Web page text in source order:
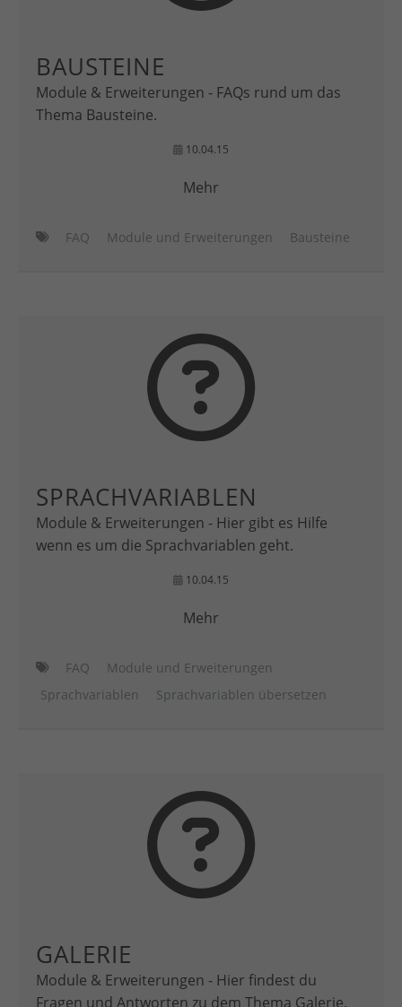
BAUSTEINE
Module & Erweiterungen - FAQs rund um das
Thema Bausteine.
10.04.15
Mehr
FAQ Module und Erweiterungen Bausteine
SPRACHVARIABLEN
Module & Erweiterungen - Hier gibt es Hilfe
wenn es um die Sprachvariablen geht.
10.04.15
Mehr
FAQ
Module und Erweiterungen
Sprachvariablen
Sprachvariablen übersetzen
GALERIE
Module & Erweiterungen - Hier findest du
Fragen und Antworten zu dem Thema Galerie.